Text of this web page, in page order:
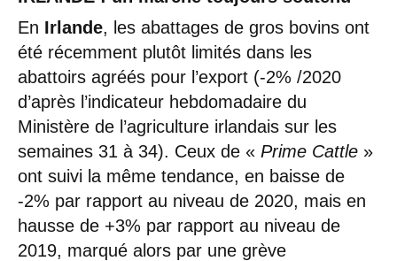
En Irlande, les abattages de gros bovins ont
été récemment plutôt limités dans les
abattoirs agréés pour l’export (-2% /2020
d’après l’indicateur hebdomadaire du
Ministère de l’agriculture irlandais sur les
semaines 31 à 34). Ceux de « Prime Cattle »
ont suivi la même tendance, en baisse de
-2% par rapport au niveau de 2020, mais en
hausse de +3% par rapport au niveau de
2019, marqué alors par une grève